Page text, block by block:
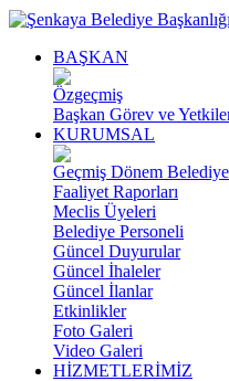
BAŞKAN
Özgeçmiş
Başkan Görev ve
KURUMSAL
Geçmiş Dönem Belediye
Faaliyet Raporları
Meclis Üyeleri
Belediye Personeli
Güncel Duyurular
Güncel İhaleler
Güncel İlanlar
Etkinlikler
Foto Galeri
Video Galeri
HİZMETLERİMİZ